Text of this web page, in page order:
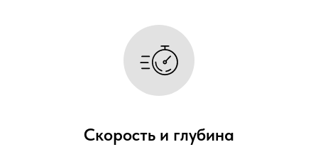
Скорость и глубина